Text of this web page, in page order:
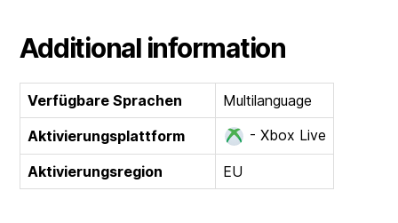
Additional information
Verfügbare Sprachen
Multilanguage
Aktivierungsplattform
- Xbox Live
Aktivierungsregion EU